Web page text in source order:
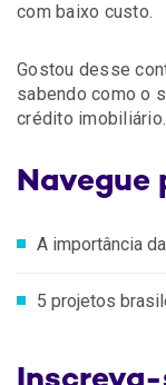
com baixo custo.
Gostou desse
sabendo como o
crédito imobiliário.
Navegue
A importância
5 projetos